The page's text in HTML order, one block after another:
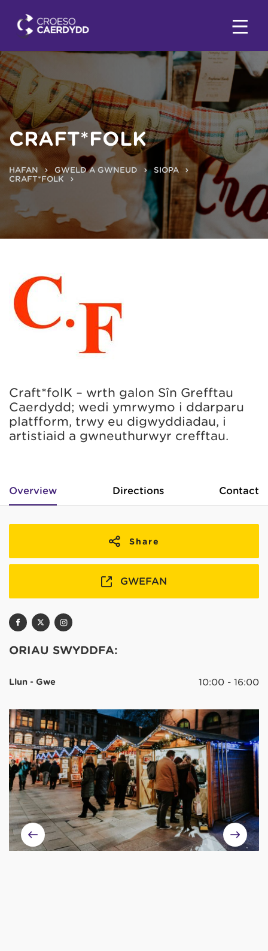
CRAFT*FOLK
HAFAN GWELD A GWNEUD
SIOPA
CRAFT*FOLK
Craft*folK – wrth galon Sîn Grefftau
Caerdydd; wedi ymrwymo i ddarparu
platfform, trwy eu digwyddiadau, i
artistiaid a gwneuthurwyr crefftau.
Overview Directions Contact
Share
GWEFAN
ORIAU SWYDDFA:
Llun - Gwe 10:00 - 16:00